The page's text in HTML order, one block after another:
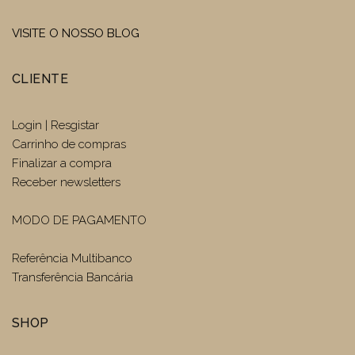
VISITE O NOSSO BLOG
CLIENTE
Login | Resgistar
Carrinho de compras
Finalizar a compra
Receber newsletters
MODO DE PAGAMENTO
Referência Multibanco
Transferência Bancária
SHOP